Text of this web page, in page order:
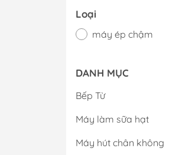
Loại
máy ép chậm
DANH MỤC
Bếp Từ
Máy làm sữa hạt
Máy hút chân không